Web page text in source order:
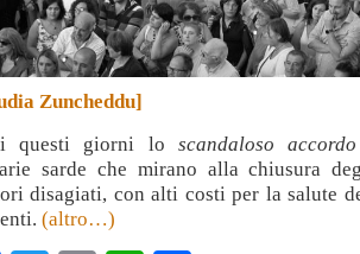
Zuncheddu]
questi giorni lo scandaloso accordo
sarde che mirano alla chiusura
disagiati, con alti costi per la salute
(altro…)